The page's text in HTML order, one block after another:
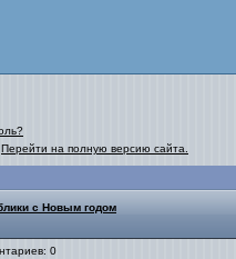
Перейти на полную версию сайта.
с Новым годом
0